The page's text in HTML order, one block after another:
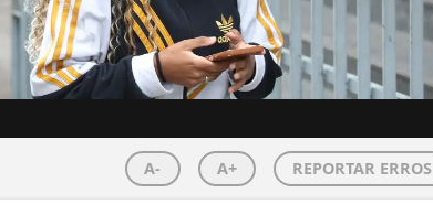
A- A+ REPORTAR ERROS